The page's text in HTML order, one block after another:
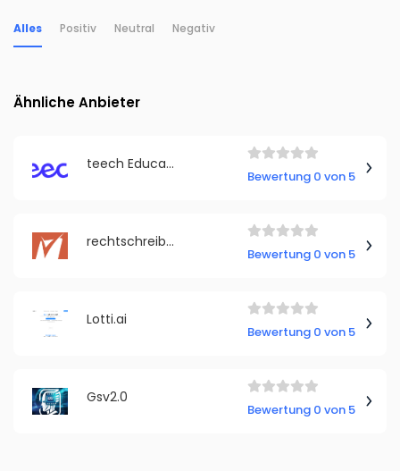
Alles Positiv Neutral Negativ
Ähnliche Anbieter
teech Education GmbH
Bewertung 0 von 5
rechtschreibpruefung24.de
Bewertung 0 von 5
Lotti.ai
Bewertung 0 von 5
Gsv2.0
Bewertung 0 von 5